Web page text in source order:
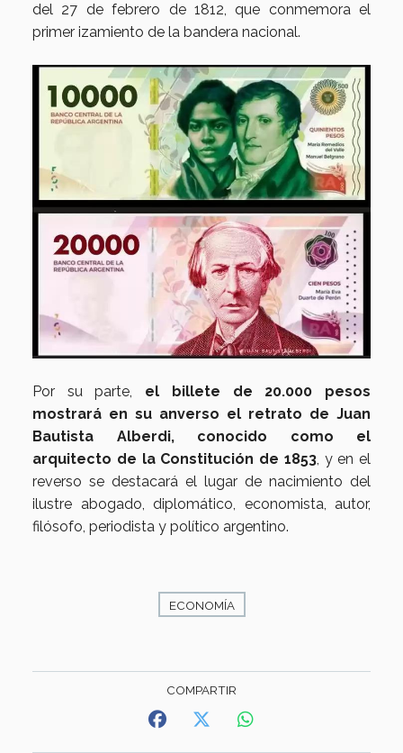
del 27 de febrero de 1812, que conmemora el
primer izamiento de la bandera nacional.
Por su parte, el billete de 20.000 pesos
mostrará en su anverso el retrato de Juan
Bautista Alberdi, conocido como el
arquitecto de la Constitución de 1853, y en el
reverso se destacará el lugar de nacimiento del
ilustre abogado, diplomático, economista, autor,
filósofo, periodista y político argentino.
ECONOMÍA